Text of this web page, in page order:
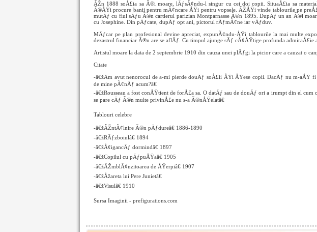
ÃŽn 1888 soÅ£ia sa Ã®i moare, lÄƒsÃ¢ndu-l singur cu cei doi copii. SituaÅ£ia sa
Ã®ÅŸi procure banii pentru mÃ¢ncare ÅŸi pentru vopsele. ÃŽÅŸi vinde tablourile pe
mutÄƒ cu fiul sÄƒu Ã®n cartierul parizian Montparnasse Ã®n 1895. DupÄƒ un an Ã®i
cu Josephine. Din pÄƒcate, dupÄƒ opt ani, pictorul rÄƒmÃ¢ne iar vÄƒduv.
MÄƒcar pe plan profesional devine apreciat, expunÃ¢ndu-ÅŸi tablourile la mai multe
dezastrul financiar Ã®n are se aflÄƒ. Cu timpul ajunge sÄƒ cÃ¢ÅŸtige profunda admiraÅ£ie
Artistul moare la data de 2 septembrie 1910 din cauza unei plÄƒgi la picior care a cauzat o
Citate
-â€žAm avut nenorocul de a-mi pierde douÄƒ soÅ£ii ÅŸi ÅŸese copii. DacÄƒ nu m-aÅŸ
de mine pÃ¢nÄƒ acum?â€
-â€žRousseau a fost conÅŸtient de forÅ£a sa. O datÄƒ sau de douÄƒ ori a irumpt din el
se pare cÄƒ Ã®n multe privinÅ£e nu s-a Ã®nÅŸelatâ€
Tablouri celebre
-â€žÃŽntÃ¢lnire Ã®n pÄƒdureâ€ 1886-1890
-â€žRÄƒzboiulâ€ 1894
-â€žÅ¢igancÄƒ dormindâ€ 1897
-â€žCopilul cu pÄƒpuÅŸaâ€ 1905
-â€žÃŽmblÃ¢nzitoarea de ÅŸerpiâ€ 1907
-â€žÅžareta lui Pere Junietâ€
-â€žVisulâ€ 1910
Sursa Imaginii - prefigurations.com